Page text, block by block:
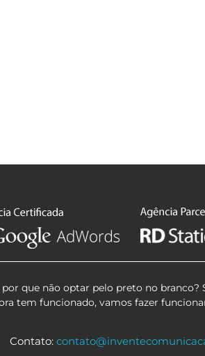
que não optar pelo preto no
tem funcionado, vamos fazer
Contato: